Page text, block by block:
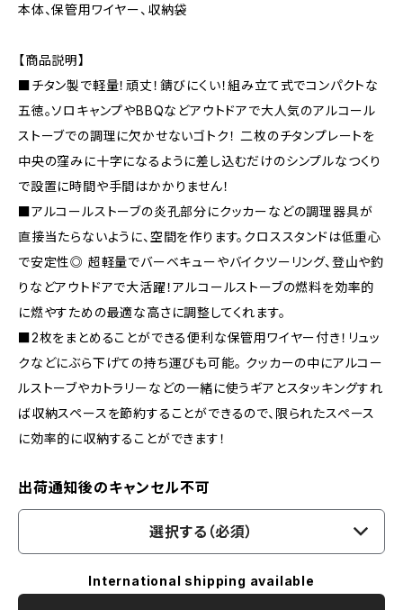
本体、保管用ワイヤー、収納袋
【商品説明】
■チタン製で軽量！頑丈！錆びにくい！組み立て式でコンパクトな
五徳。ソロキャンプやBBQなどアウトドアで大人気のアルコール
ストーブでの調理に欠かせないゴトク！ 二枚のチタンプレートを
中央の窪みに十字になるように差し込むだけのシンプルなつくり
で設置に時間や手間はかかりません！
■アルコールストーブの炎孔部分にクッカーなどの調理器具が
直接当たらないように、空間を作ります。クロススタンドは低重心
で安定性◎ 超軽量でバーベキューやバイクツーリング、登山や釣
りなどアウトドアで大活躍！アルコールストーブの燃料を効率的
に燃やすための最適な高さに調整してくれます。
■2枚をまとめることができる便利な保管用ワイヤー付き！リュッ
クなどにぶら下げての持ち運びも可能。 クッカーの中にアルコー
ルストーブやカトラリーなどの一緒に使うギアとスタッキングすれ
ば収納スペースを節約することができるので、限られたスペース
に効率的に収納することができます！
出荷通知後のキャンセル不可
選択する（必須）
International shipping available